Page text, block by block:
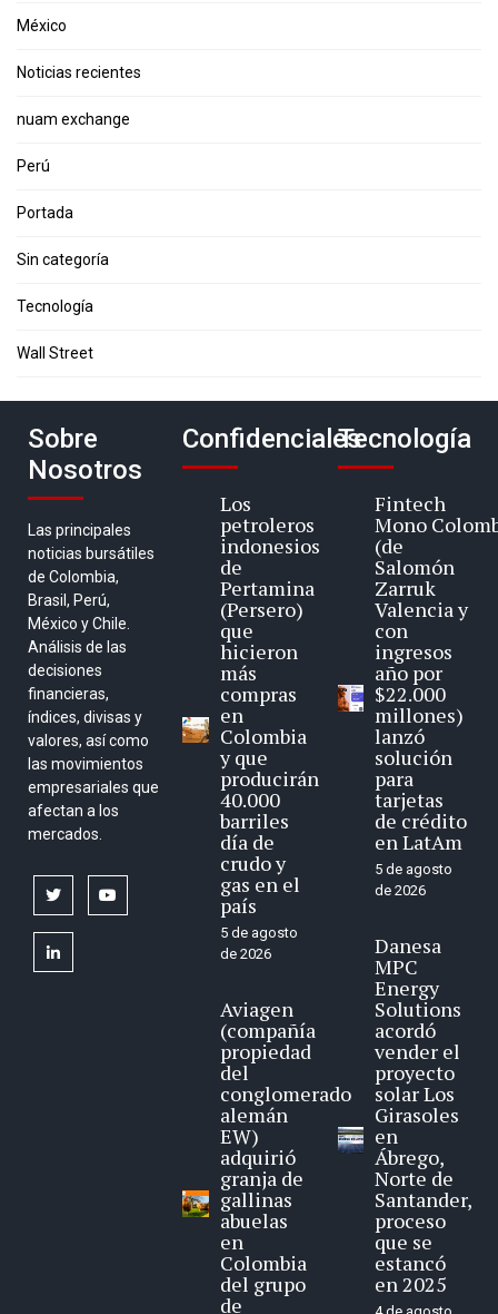
México
Noticias recientes
nuam exchange
Perú
Portada
Sin categoría
Tecnología
Wall Street
Sobre
Nosotros
Las principales
noticias bursátiles
de Colombia,
Brasil, Perú,
México y Chile.
Análisis de las
decisiones
financieras,
índices, divisas y
valores, así como
las movimientos
empresariales que
afectan a los
mercados.
twitter
linkedin
Confidenciales
Los
petroleros
indonesios
de
Pertamina
(Persero)
que
hicieron
más
compras
en
Colombia
y que
producirán
40.000
barriles
día de
crudo y
gas en el
país
5 de agosto
de 2026
Aviagen
(compañía
propiedad
del
conglomerado
alemán
EW)
adquirió
granja de
gallinas
abuelas
en
Colombia
del grupo
de
Tecnología
Fintech
Mono
(de
Salomón
Zarruk
Valencia y
con
ingresos
año por
$22.000
millones)
lanzó
solución
para
tarjetas
de crédito
en LatAm
5 de agosto
de 2026
Danesa
MPC
Energy
Solutions
acordó
vender el
proyecto
solar Los
Girasoles
en
Ábrego,
Norte de
Santander,
proceso
que se
estancó
en 2025